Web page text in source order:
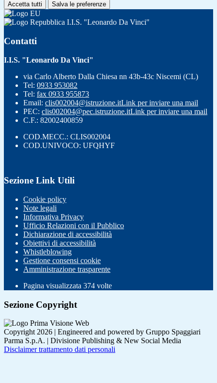
Accetta tutti Salva le preferenze
I.I.S. "Leonardo Da Vinci"
Contatti
I.I.S. "Leonardo Da Vinci"
via Carlo Alberto Dalla Chiesa nn 43b-43c Niscemi (CL)
Tel: 0933 953082
Tel: fax 0933 955873
Email: clis002004@istruzione.itLink per inviare una mail
PEC: clis002004@pec.istruzione.itLink per inviare una mail
C.F.: 82002400859
COD.MECC.: CLIS002004
COD.UNIVOCO: UFQHYF
Sezione Link Utili
Cookie policy
Note legali
Informativa Privacy
Ufficio Relazioni con il Pubblico
Dichiarazione di accessibilità
Obiettivi di accessibilità
Whistleblowing
Gestione consensi cookie
Amministrazione trasparente
Pagina visualizzata 374 volte
Sezione Copyright
Copyright 2026 | Engineered and powered by Gruppo Spaggiari
Parma S.p.A. | Divisione Publishing & New Social Media
Disclaimer trattamento dati personali